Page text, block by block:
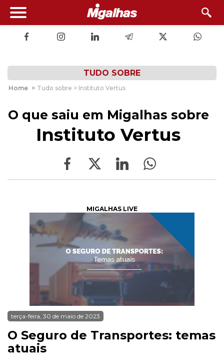
TUDO SOBRE
Home > Tudo sobre > Instituto Vertus
O que saiu em Migalhas sobre
Instituto Vertus
MIGALHAS LIVE
terça-feira, 30 de maio de 2023
O Seguro de Transportes: temas
atuais